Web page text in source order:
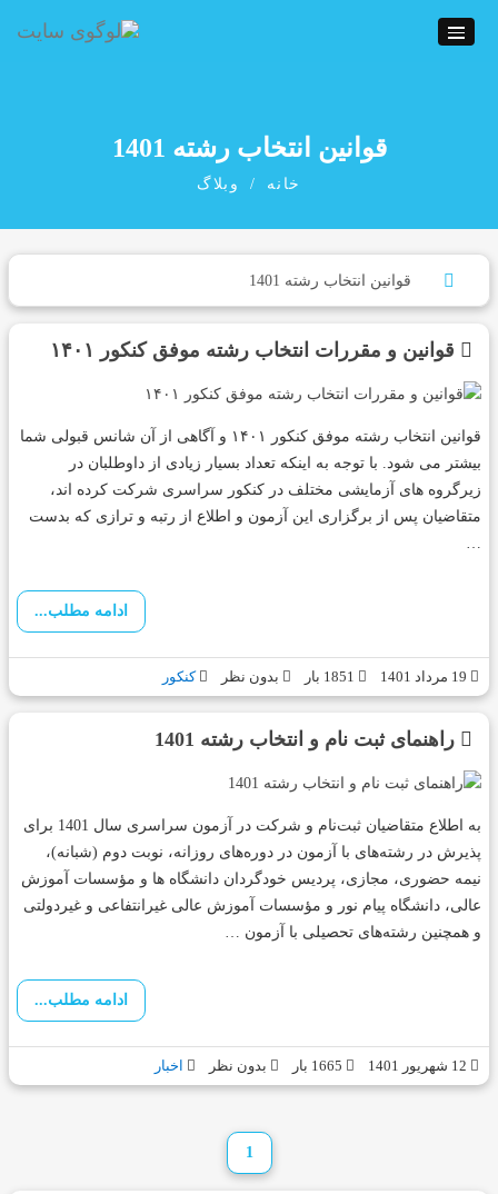
قوانین انتخاب رشته 1401
خانه وبلاگ
قوانین و مقررات انتخاب رشته موفق کنکور ۱۴۰۱
قوانین انتخاب رشته موفق کنکور ۱۴۰۱ و آگاهی از آن شانس قبولی شما
بیشتر می شود. با توجه به اینکه تعداد بسیار زیادی از داوطلبان در
زیرگروه های آزمایشی مختلف در کنکور سراسری شرکت کرده اند،
متقاضیان پس از برگزاری این آزمون و اطلاع از رتبه و ترازی که بدست
ادامه مطلب...
بدون نظر کنکور
راهنمای ثبت نام و انتخاب رشته 1401
به ‌اطلاع‌ متقاضیان‌ ثبت‌نام‌ و شرکت‌ در آزمون‌ سراسری‌ سال 1401 برای‌
پذیرش در رشته‌های با آزمون در دوره‌های‌ روزانه، نوبت دوم (شبانه‌)،
نیمه حضوری، مجازی، پردیس خودگردان دانشگاه ها و مؤسسات‌ آموزش‌
عالی‌، دانشگاه‌ پیام‌ نور و مؤسسات‌ آموزش‌ عالی‌ غیرانتفاعی‌ و غیردولتی‌
و همچنین رشته‌های تحصیلی با آزمون …
ادامه مطلب...
بدون نظر اخبار
1